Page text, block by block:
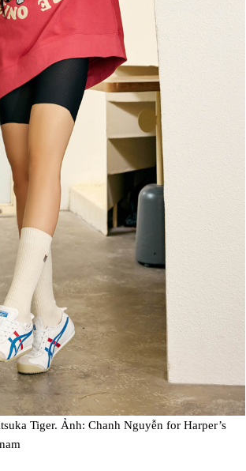
Tiger. Ảnh: Chanh Nguyễn for Harper’s